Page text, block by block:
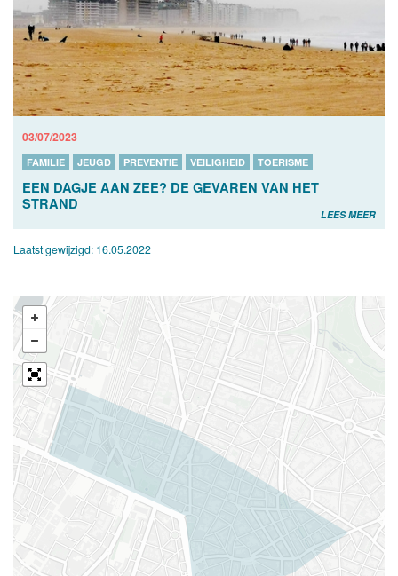
03/07/2023
FAMILIE JEUGD PREVENTIE VEILIGHEID TOERISME
EEN DAGJE AAN ZEE? DE GEVAREN VAN HET
STRAND
LEES MEER
Laatst gewijzigd: 16.05.2022